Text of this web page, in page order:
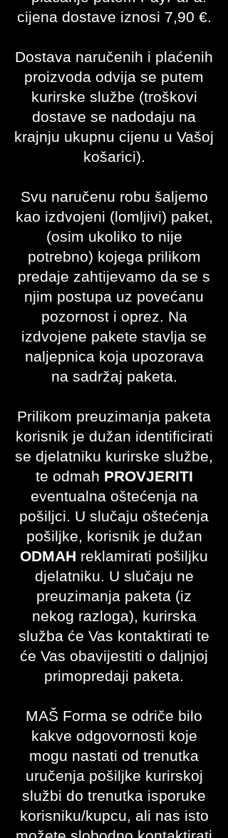
cijena dostave iznosi 7,90 €.
Dostava naručenih i plaćenih
proizvoda odvija se putem
kurirske službe (troškovi
dostave se nadodaju na
krajnju ukupnu cijenu u Vašoj
košarici).
Svu naručenu robu šaljemo
kao izdvojeni (lomljivi) paket,
(osim ukoliko to nije
potrebno) kojega prilikom
predaje zahtijevamo da se s
njim postupa uz povećanu
pozornost i oprez. Na
izdvojene pakete stavlja se
naljepnica koja upozorava
na sadržaj paketa.
Prilikom preuzimanja paketa
korisnik je dužan identificirati
se djelatniku kurirske službe,
te odmah PROVJERITI
eventualna oštećenja na
pošiljci. U slučaju oštećenja
pošiljke, korisnik je dužan
ODMAH reklamirati pošiljku
djelatniku. U slučaju ne
preuzimanja paketa (iz
nekog razloga), kurirska
služba će Vas kontaktirati te
će Vas obavijestiti o daljnjoj
primopredaji paketa.
MAŠ Forma se odriče bilo
kakve odgovornosti koje
mogu nastati od trenutka
uručenja pošiljke kurirskoj
službi do trenutka isporuke
korisniku/kupcu, ali nas isto